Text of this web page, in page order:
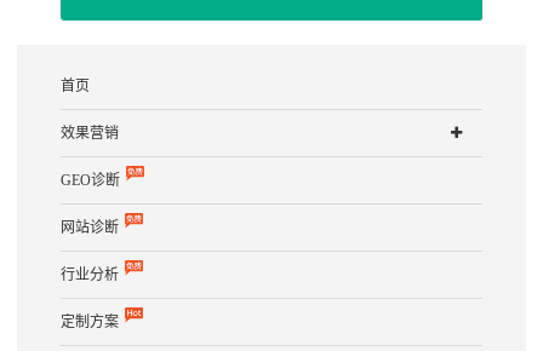
首页
效果营销
GEO诊断
网站诊断
行业分析
定制方案